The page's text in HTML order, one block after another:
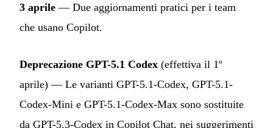
3 aprile — Due aggiornamenti pratici per i team
che usano Copilot.
Deprecazione GPT-5.1 Codex (effettiva il 1º
aprile) — Le varianti GPT-5.1-Codex, GPT-5.1-
Codex-Mini e GPT-5.1-Codex-Max sono sostituite
da GPT-5.3-Codex in Copilot Chat, nei suggerimenti